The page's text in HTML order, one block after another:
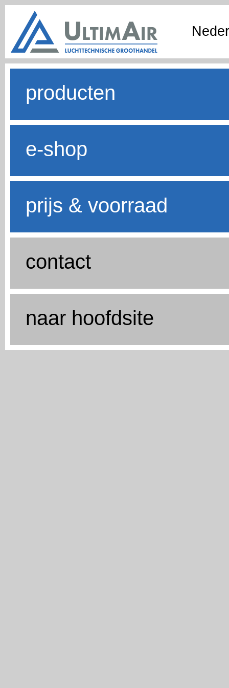
producten
e-shop
prijs & voorraad
contact
naar hoofdsite